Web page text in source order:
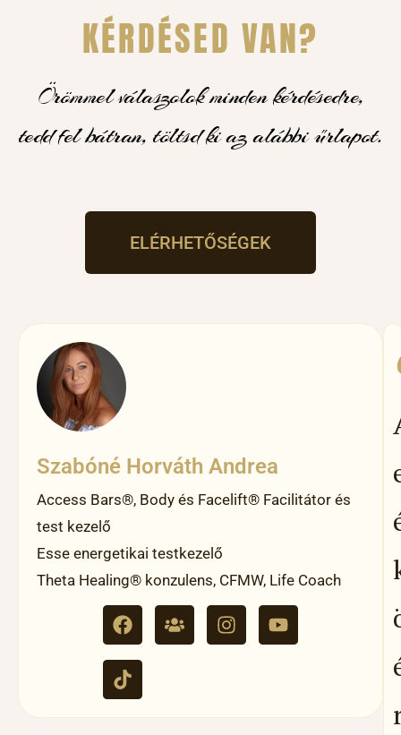
KÉRDÉSED VAN?
Örömmel válaszolok minden kérdésedre,
tedd fel bátran, töltsd ki az alábbi űrlapot.
ELÉRHETŐSÉGEK
Szabóné Horváth Andrea
Access Bars®, Body és Facelift® Facilitátor és
test kezelő
Esse energetikai testkezelő
Theta Healing® konzulens, CFMW, Life Coach